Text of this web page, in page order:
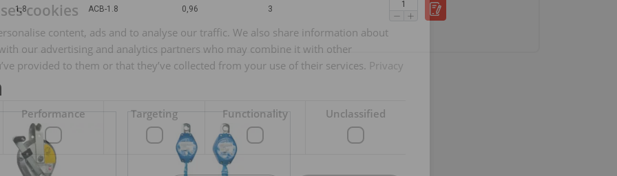
1,8 ACB-1.8 0,96 3
FRENCH
cookies
content, ads and to analyse our traffic. We also share information about
our advertising and analytics partners who may combine it with other
provided to them or that they’ve collected from your use of their services. Privacy
Performance Targeting Functionality Unclassified